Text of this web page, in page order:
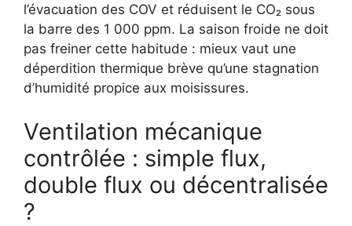
l’évacuation des COV et réduisent le CO₂ sous
la barre des 1 000 ppm. La saison froide ne doit
pas freiner cette habitude : mieux vaut une
déperdition thermique brève qu’une stagnation
d’humidité propice aux moisissures.
Ventilation mécanique
contrôlée : simple flux,
double flux ou décentralisée
?